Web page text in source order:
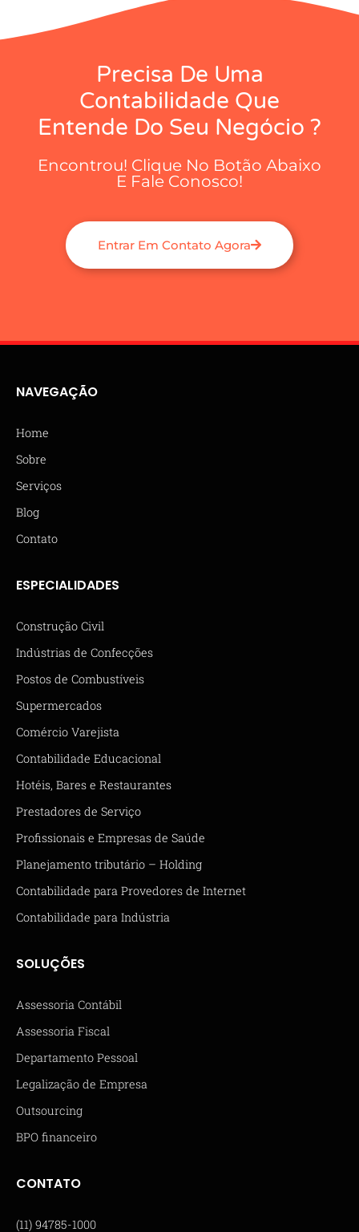
Precisa De Uma
Contabilidade Que
Entende Do Seu Negócio ?
Encontrou! Clique No Botão Abaixo
E Fale Conosco!
Entrar Em Contato Agora
NAVEGAÇÃO
Home
Sobre
Serviços
Blog
Contato
ESPECIALIDADES
Construção Civil
Indústrias de Confecções
Postos de Combustíveis
Supermercados
Comércio Varejista
Contabilidade Educacional
Hotéis, Bares e Restaurantes
Prestadores de Serviço
Profissionais e Empresas de Saúde
Planejamento tributário – Holding
Contabilidade para Provedores de Internet
Contabilidade para Indústria
SOLUÇÕES
Assessoria Contábil
Assessoria Fiscal
Departamento Pessoal
Legalização de Empresa
Outsourcing
BPO financeiro
CONTATO
(11) 94785-1000